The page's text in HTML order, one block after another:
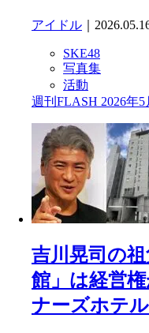
アイドル ｜
SKE48
写真集
活動
週刊FLASH 2026年5
吉川晃司の
館」は経営
ナーズホテ